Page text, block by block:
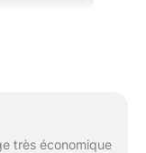
très économique